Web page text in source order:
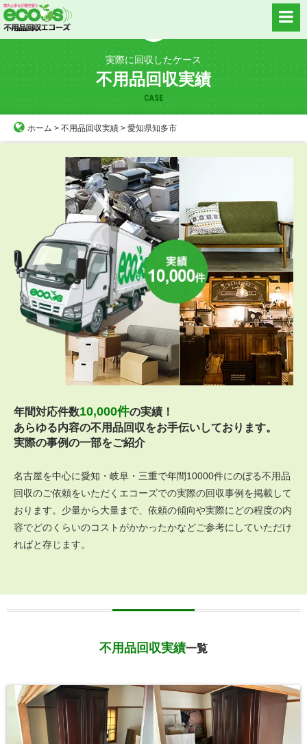
Skip
to
実際に回収したケース
不用品回収実績
CASE
ホーム > 不用品回収実績 > 愛知県知多市
年間対応件数10,000件の実績！
あらゆる内容の不用品回収をお手伝いしております。
実際の事例の一部をご紹介
名古屋を中心に愛知・岐阜・三重で年間10000件にのぼる不用品
回収のご依頼をいただくエコーズでの実際の回収事例を掲載して
おります。少量から大量まで、依頼の傾向や実際にどの程度の内
容でどのくらいのコストがかかったかなどご参考にしていただけ
ればと存じます。
不用品回収実績一覧